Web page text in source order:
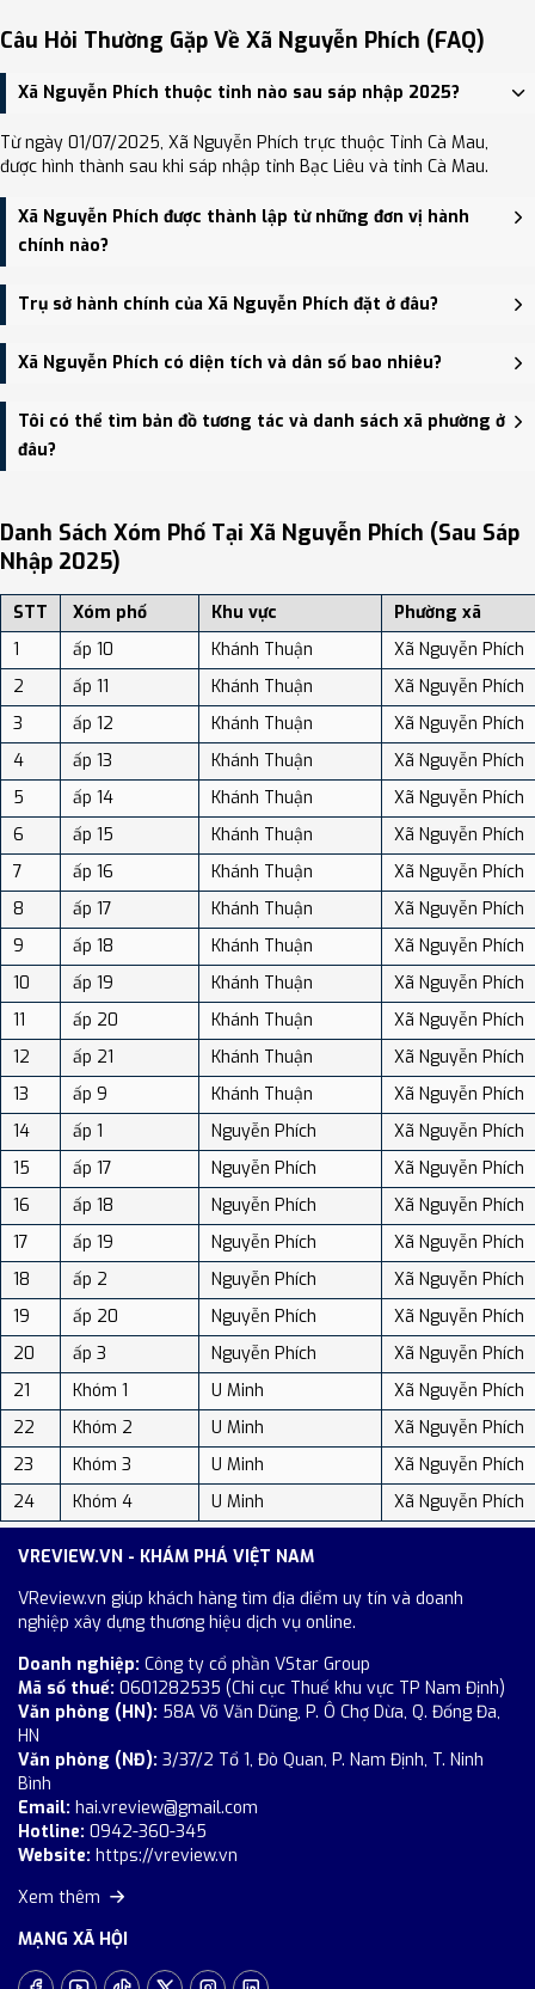
Câu Hỏi Thường Gặp Về Xã Nguyễn Phích (FAQ)
Xã Nguyễn Phích thuộc tỉnh nào sau sáp nhập 2025?
Từ ngày 01/07/2025, Xã Nguyễn Phích trực thuộc Tỉnh Cà Mau,
được hình thành sau khi sáp nhập tỉnh Bạc Liêu và tỉnh Cà Mau.
Xã Nguyễn Phích được thành lập từ những đơn vị hành
chính nào?
Xã Nguyễn Phích được thành lập trên cơ sở sáp nhập Thị trấn U
Minh, Xã Nguyễn Phích, Xã Khánh Thuận (phần còn lại sau khi sáp
nhập vào xã U Minh).
Trụ sở hành chính của Xã Nguyễn Phích đặt ở đâu?
Trụ sở hành chính mới của Xã Nguyễn Phích đặt tại đang cập nhật
- trung tâm khu vực thuận tiện giao thông.
Xã Nguyễn Phích có diện tích và dân số bao nhiêu?
Xã Nguyễn Phích có Diện tích: 245.00 km², Dân số: 3,733 người,
Mật độ dân số: Khoảng 15.24 người/km²
Tôi có thể tìm bản đồ tương tác và danh sách xã phường ở
đâu?
địa điểm tại: VReview.vn - Nền tảng review địa điểm, dịch vụ và du
lịch uy tín tại Việt Nam.
Danh Sách Xóm Phố Tại Xã Nguyễn Phích (sau Sáp
Nhập 2025)
STT Xóm phố Khu vực
Phường xã
1
ấp 10 Khánh Thuận
Xã Nguyễn Phích
2
ấp 11 Khánh Thuận
Xã Nguyễn Phích
3
ấp 12 Khánh Thuận
Xã Nguyễn Phích
4
ấp 13 Khánh Thuận
Xã Nguyễn Phích
5
ấp 14 Khánh Thuận
Xã Nguyễn Phích
6
ấp 15 Khánh Thuận
Xã Nguyễn Phích
7
ấp 16 Khánh Thuận
Xã Nguyễn Phích
8
ấp 17 Khánh Thuận
Xã Nguyễn Phích
9
ấp 18 Khánh Thuận
Xã Nguyễn Phích
10
ấp 19 Khánh Thuận
Xã Nguyễn Phích
11
ấp 20 Khánh Thuận
Xã Nguyễn Phích
12
ấp 21 Khánh Thuận
Xã Nguyễn Phích
13
ấp 9 Khánh Thuận
Xã Nguyễn Phích
14
ấp 1 Nguyễn Phích
Xã Nguyễn Phích
15
ấp 17 Nguyễn Phích
Xã Nguyễn Phích
16
ấp 18 Nguyễn Phích
Xã Nguyễn Phích
17
ấp 19 Nguyễn Phích
Xã Nguyễn Phích
18
ấp 2 Nguyễn Phích
Xã Nguyễn Phích
19
ấp 20 Nguyễn Phích
Xã Nguyễn Phích
20
ấp 3 Nguyễn Phích
Xã Nguyễn Phích
21
Khóm 1 U Minh
Xã Nguyễn Phích
22
Khóm 2 U Minh
Xã Nguyễn Phích
23
Khóm 3 U Minh
Xã Nguyễn Phích
24
Khóm 4 U Minh Xã Nguyễn Phích
VREVIEW.VN - KHÁM PHÁ VIỆT NAM
VReview.vn giúp khách hàng tìm địa điểm uy tín và doanh
nghiệp xây dựng thương hiệu dịch vụ online.
Doanh nghiệp: Công ty cổ phần VStar Group
Mã số thuế: 0601282535 (Chi cục Thuế khu vực TP Nam Định)
Văn phòng (HN): 58A Võ Văn Dũng, P. Ô Chợ Dừa, Q. Đống Đa,
HN
Văn phòng (NĐ): 3/37/2 Tổ 1, Đò Quan, P. Nam Định, T. Ninh
Bình
Email: hai.vreview@gmail.com
Hotline: 0942-360-345
Website: https://vreview.vn
Xem thêm
MẠNG XÃ HỘI